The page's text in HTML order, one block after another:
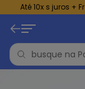
Até 10x s juros +